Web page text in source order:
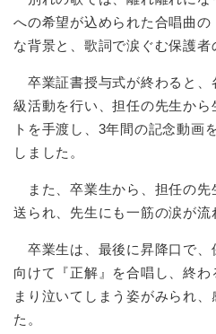
への希望が込められた合唱曲
な背景と、歌詞で涙ぐむ保護者
卒業証書授与式が終わると、
級活動を行い、担任の先生か
トを手渡し、3年間の記念動画
しました。
また、卒業生から、担任の先
送られ、先生にも一筋の涙が流
卒業生は、最後に昇降口で、
向けて『正解』を合唱し、終
まり泣いてしまう姿がみられ
た。